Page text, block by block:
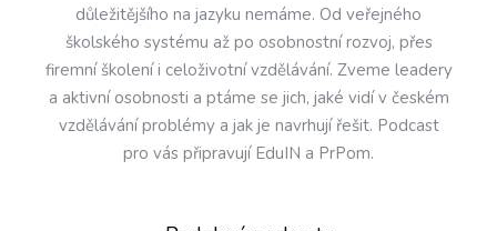
důležitějšího na jazyku nemáme. Od veřejného
školského systému až po osobnostní rozvoj, přes
firemní školení i celoživotní vzdělávání. Zveme leadery
a aktivní osobnosti a ptáme se jich, jaké vidí v českém
vzdělávání problémy a jak je navrhují řešit. Podcast
pro vás připravují EduIN a PrPom.